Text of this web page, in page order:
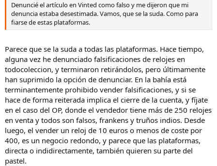
Denuncié el artículo en Vinted como falso y me dijeron que mi
denuncia estaba desestimada. Vamos, que se la suda. Como para
fiarse de estas plataformas.
Parece que se la suda a todas las plataformas. Hace tiempo,
alguna vez he denunciado falsificaciones de relojes en
todocoleccion, y terminaron retirándolos, pero últimamente
han suprimido la opción de denunciar. En la bahía está
terminantemente prohibido vender falsificaciones, y si se
hace de forma reiterada implica el cierre de la cuenta, y fíjate
en el caso del OP, donde el vendedor tiene más de 250 relojes
en venta y todos son falsos, frankens y truños indios. Desde
luego, el vender un reloj de 10 euros o menos de coste por
400, es un negocio redondo, y parece que las plataformas,
directa o indidirectamente, también quieren su parte del
pastel.